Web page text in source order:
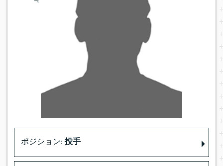
ポジション: 投手